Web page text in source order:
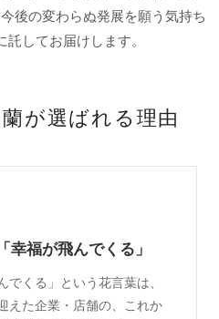
後の変わらぬ発展を願う気持ち
託してお届けします。
が選ばれる理由
幸福が飛んでくる」
くる」という花言葉は、
えた企業・店舗の、これか